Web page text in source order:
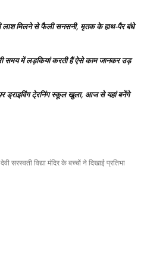
लाश मिलने से फैली सनसनी, मृतक के हाथ-पैर बंधे
समय में लड़कियां करती हैं ऐसे काम जानकर उड़
पर ड्राइविंग टे्रनिंग स्कूल खुला, आज से यहां बनेंगे